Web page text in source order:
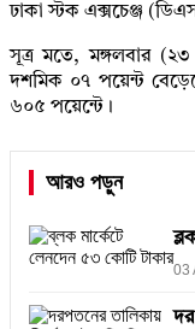
ঢাকা স্টক এক্সচেঞ্জ
সূত্র মতে, মঙ্গলবার
দশমিক ০৭ পয়েন্ট
৬০৫ পয়েন্টে।
আরও পড়ুন
03